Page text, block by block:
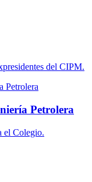
del CIPM.
Petrolera
el Colegio.